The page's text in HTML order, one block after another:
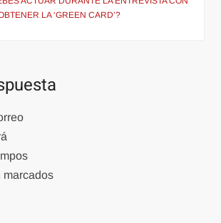
LA ‘GREEN CARD’?
marcados